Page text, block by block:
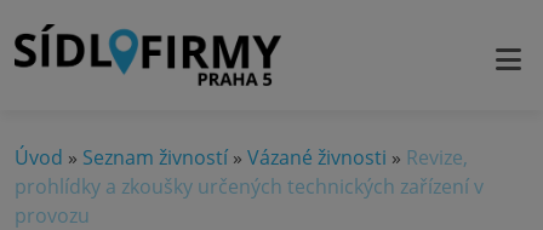
Úvod » Seznam živností » Vázané živnosti » Revize,
prohlídky a zkoušky určených technických zařízení v
provozu